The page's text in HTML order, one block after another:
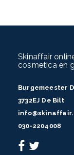
Aqua/Water,
Glutamate,
Dioxide, CI
Skinaffair
cosmetica en
Burgemeester
3732EJ De Bilt
030-2204008